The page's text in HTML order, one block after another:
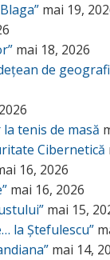
mai 19,
mai 18, 2026
de
tenis de masă
Cibernetică
16, 2026
mai 16, 2026
mai 15,
la Ștefulescu”
mai 14,